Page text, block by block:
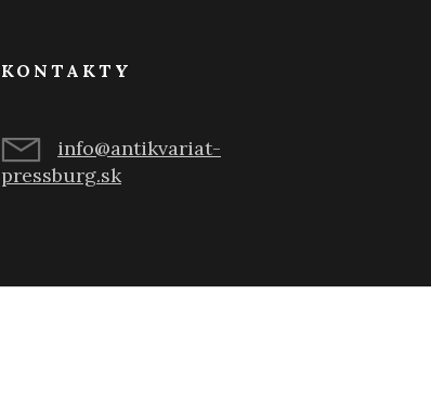
KONTAKTY
info@antikvariat-
pressburg.sk